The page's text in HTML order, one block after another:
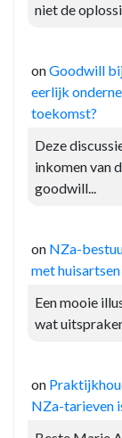
niet de
onGoodwill
eerlijk
toekomst?
Deze
inkomen van
goodwill...
on NZa-
met
Een mooie
wat
on
NZa-tarieven